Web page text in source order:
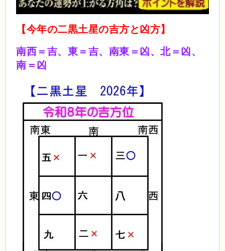
【今年の二黒土星の吉方と凶方】
南西＝吉、東＝吉、南東＝凶、北＝凶、
南＝凶